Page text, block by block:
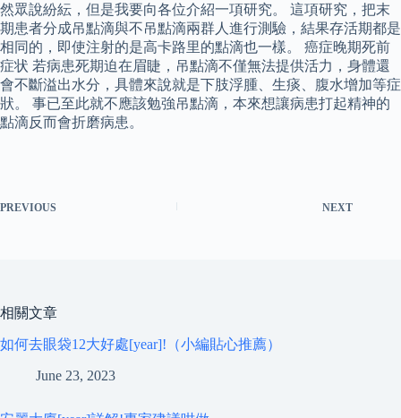
然眾說紛紜，但是我要向各位介紹一項研究。 這項研究，把末
期患者分成吊點滴與不吊點滴兩群人進行測驗，結果存活期都是
相同的，即使注射的是高卡路里的點滴也一樣。 癌症晚期死前
症状 若病患死期迫在眉睫，吊點滴不僅無法提供活力，身體還
會不斷溢出水分，具體來說就是下肢浮腫、生痰、腹水增加等症
狀。 事已至此就不應該勉強吊點滴，本來想讓病患打起精神的
點滴反而會折磨病患。
PREVIOUS NEXT
相關文章
如何去眼袋12大好處[year]!（小編貼心推薦）
June 23, 2023